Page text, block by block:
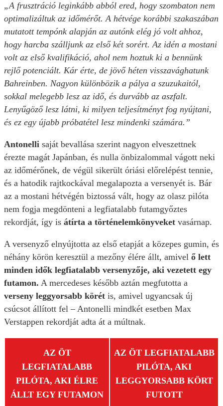
„A frusztráció leginkább abból ered, hogy szombaton nem
optimalizáltuk az időmérőt. A hétvége korábbi szakaszában
mutatott tempónk alapján az autónk elég jó volt ahhoz,
hogy harcba szálljunk az első két sorért. Az idén a mostani
volt az első kvalifikáció, ahol nem hoztuk ki a bennünk
rejlő potenciált. Kár érte, de jövő héten visszavághatunk
Bahreinben. Nagyon különbözik a pálya a szuzukaitól,
sokkal melegebb lesz az idő, és durvább az aszfalt.
Lenyűgöző lesz látni, ki milyen teljesítményt fog nyújtani,
és ez egy újabb próbatétel lesz mindenki számára.”
Antonelli saját bevallása szerint nagyon elveszettnek
érezte magát Japánban, és nulla önbizalommal vágott neki
az időmérőnek, de végül sikerült óriási előrelépést tennie,
és a hatodik rajtkockával megalapozta a versenyét is. Bár
az a mostani hétvégén biztossá vált, hogy az olasz pilóta
nem fogja megdönteni a legfiatalabb futamgyőztes
rekordját, így is átírta a történelemkönyveket vasárnap.
A versenyző elnyújtotta az első etapját a közepes gumin, és
néhány körön keresztül a mezőny élére állt, amivel ő lett
minden idők legfiatalabb versenyzője, aki vezetett egy
futamon. A mercedeses később aztán megfutotta a
verseny leggyorsabb körét is, amivel ugyancsak új
csúcsot állított fel – Antonelli mindkét esetben Max
Verstappen rekordját adta át a múltnak.
AZ ÖT
LEGFIATALABB
PILÓTA, AKI ÉLRE
ÁLLT EGY FUTAMON
AZ ÖT LEGFIATALABB
PILÓTA, AKI
LEGGYORSABB KÖRT
FUTOTT